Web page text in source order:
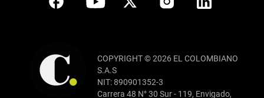
COPYRIGHT © 2026 EL COLOMBIANO
S.A.S
NIT: 890901352-3
Carrera 48 N° 30 Sur - 119, Envigado,